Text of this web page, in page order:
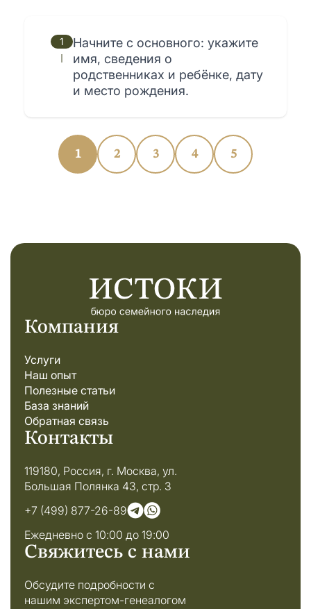
1 2 3 4 5
1
Начните с основного: укажите
имя, сведения о
родственниках и ребёнке, дату
и место рождения.
Компания
Услуги
Наш опыт
Полезные статьи
База знаний
Обратная связь
Контакты
119180, Россия, г. Москва, ул.
Большая Полянка 43, стр. 3
+7 (499) 877-26-89
Ежедневно с 10:00 до 19:00
Свяжитесь с нами
Обсудите подробности с
нашим экспертом-генеалогом